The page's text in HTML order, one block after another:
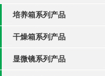
培养箱系列产品
干燥箱系列产品
显微镜系列产品